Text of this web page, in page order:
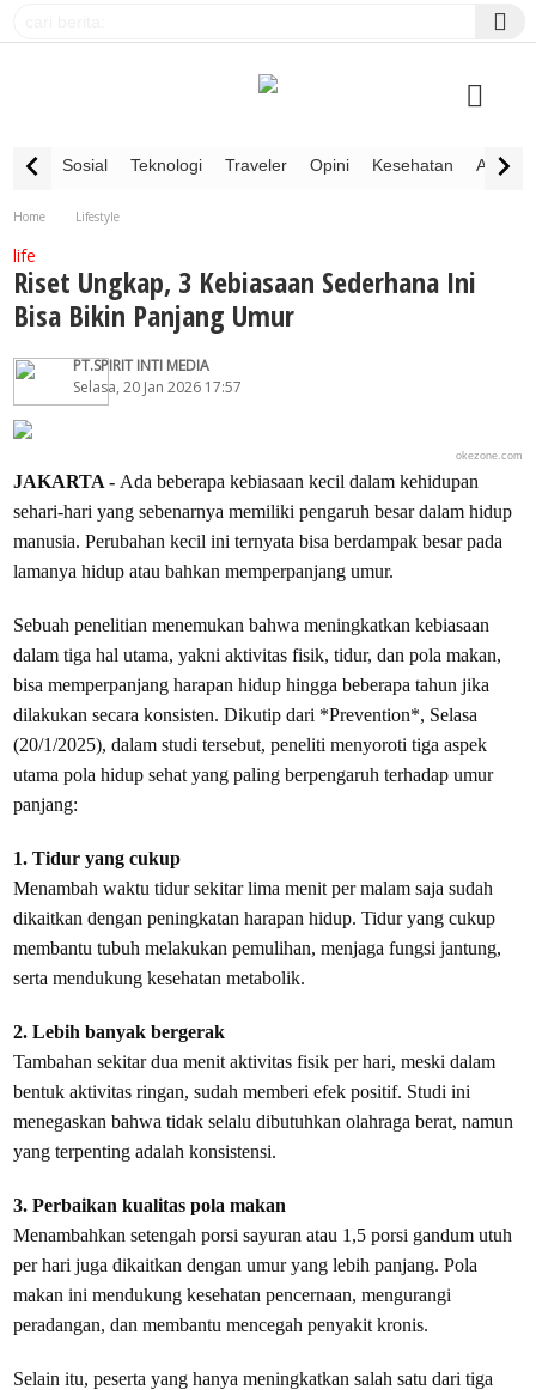
Sosial Teknologi Traveler Opini Kesehatan
Home
Lifestyle
life
Riset Ungkap, 3 Kebiasaan Sederhana Ini
Bisa Bikin Panjang Umur
PT.SPIRIT INTI MEDIA
Selasa, 20 Jan 2026 17:57
okezone.com
JAKARTA - Ada beberapa kebiasaan kecil dalam kehidupan
sehari-hari yang sebenarnya memiliki pengaruh besar dalam hidup
manusia. Perubahan kecil ini ternyata bisa berdampak besar pada
lamanya hidup atau bahkan memperpanjang umur.
Sebuah penelitian menemukan bahwa meningkatkan kebiasaan
dalam tiga hal utama, yakni aktivitas fisik, tidur, dan pola makan,
bisa memperpanjang harapan hidup hingga beberapa tahun jika
dilakukan secara konsisten. Dikutip dari *Prevention*, Selasa
(20/1/2025), dalam studi tersebut, peneliti menyoroti tiga aspek
utama pola hidup sehat yang paling berpengaruh terhadap umur
panjang:
1. Tidur yang cukup
Menambah waktu tidur sekitar lima menit per malam saja sudah
dikaitkan dengan peningkatan harapan hidup. Tidur yang cukup
membantu tubuh melakukan pemulihan, menjaga fungsi jantung,
serta mendukung kesehatan metabolik.
2. Lebih banyak bergerak
Tambahan sekitar dua menit aktivitas fisik per hari, meski dalam
bentuk aktivitas ringan, sudah memberi efek positif. Studi ini
menegaskan bahwa tidak selalu dibutuhkan olahraga berat, namun
yang terpenting adalah konsistensi.
3. Perbaikan kualitas pola makan
Menambahkan setengah porsi sayuran atau 1,5 porsi gandum utuh
per hari juga dikaitkan dengan umur yang lebih panjang. Pola
makan ini mendukung kesehatan pencernaan, mengurangi
peradangan, dan membantu mencegah penyakit kronis.
Selain itu, peserta yang hanya meningkatkan salah satu dari tiga